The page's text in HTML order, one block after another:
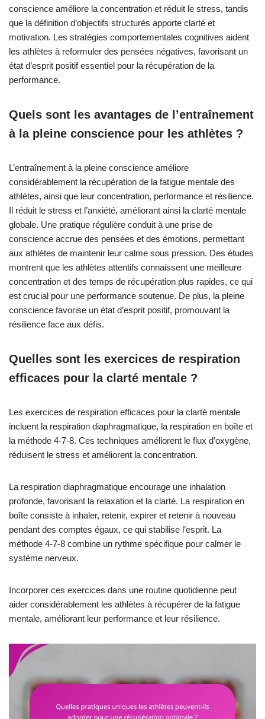
conscience améliore la concentration et réduit le stress, tandis
que la définition d’objectifs structurés apporte clarté et
motivation. Les stratégies comportementales cognitives aident
les athlètes à reformuler des pensées négatives, favorisant un
état d’esprit positif essentiel pour la récupération de la
performance.
Quels sont les avantages de l’entraînement
à la pleine conscience pour les athlètes ?
L’entraînement à la pleine conscience améliore
considérablement la récupération de la fatigue mentale des
athlètes, ainsi que leur concentration, performance et résilience.
Il réduit le stress et l’anxiété, améliorant ainsi la clarté mentale
globale. Une pratique régulière conduit à une prise de
conscience accrue des pensées et des émotions, permettant
aux athlètes de maintenir leur calme sous pression. Des études
montrent que les athlètes attentifs connaissent une meilleure
concentration et des temps de récupération plus rapides, ce qui
est crucial pour une performance soutenue. De plus, la pleine
conscience favorise un état d’esprit positif, promouvant la
résilience face aux défis.
Quelles sont les exercices de respiration
efficaces pour la clarté mentale ?
Les exercices de respiration efficaces pour la clarté mentale
incluent la respiration diaphragmatique, la respiration en boîte et
la méthode 4-7-8. Ces techniques améliorent le flux d’oxygène,
réduisent le stress et améliorent la concentration.
La respiration diaphragmatique encourage une inhalation
profonde, favorisant la relaxation et la clarté. La respiration en
boîte consiste à inhaler, retenir, expirer et retenir à nouveau
pendant des comptes égaux, ce qui stabilise l’esprit. La
méthode 4-7-8 combine un rythme spécifique pour calmer le
système nerveux.
Incorporer ces exercices dans une routine quotidienne peut
aider considérablement les athlètes à récupérer de la fatigue
mentale, améliorant leur performance et leur résilience.